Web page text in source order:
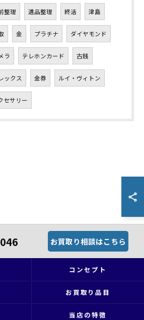
整理 遺品整理 終活 津島
金 プラチナ ダイヤモンド
ラ テレホンカード 古銭
ックス 金券 ルイ・ヴィトン
セサリー
お買取り相談はこちら
コンセプト
お買取り品目
当店の特徴